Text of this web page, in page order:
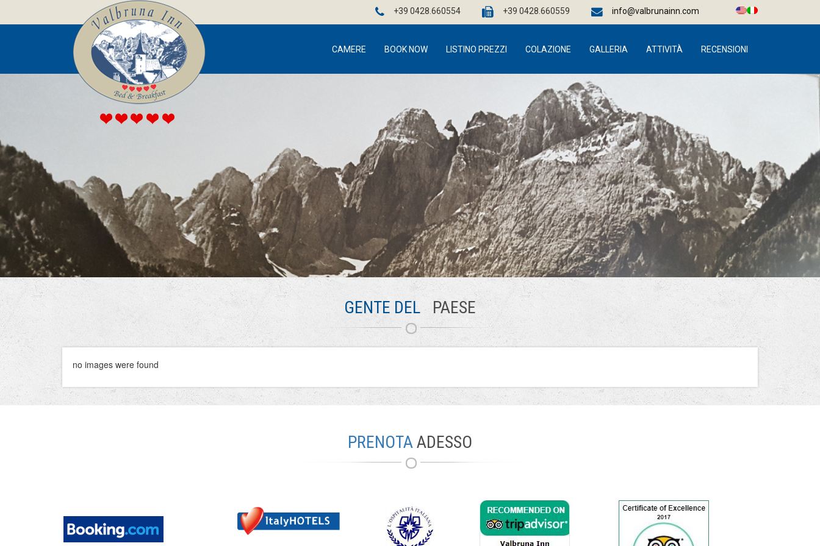
+39 0428.660554 +39 0428.660559 info@valbrunainn.com
CAMERE BOOK NOW LISTINO PREZZI COLAZIONE GALLERIA ATTIVITÀ RECENSIONI
GENTE DEL PAESE
no images were found
PRENOTA ADESSO